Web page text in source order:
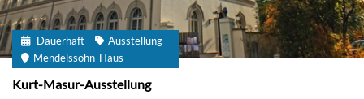
Dauerhaft
Ausstellung
Mendelssohn-Haus
Kurt-Masur-Ausstellung